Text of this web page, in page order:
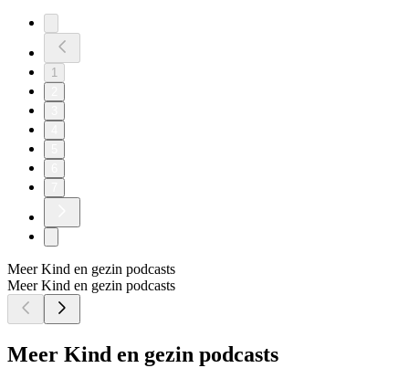
1
Meer Kind en gezin podcasts
Meer Kind en gezin podcasts
Meer Kind en gezin podcasts